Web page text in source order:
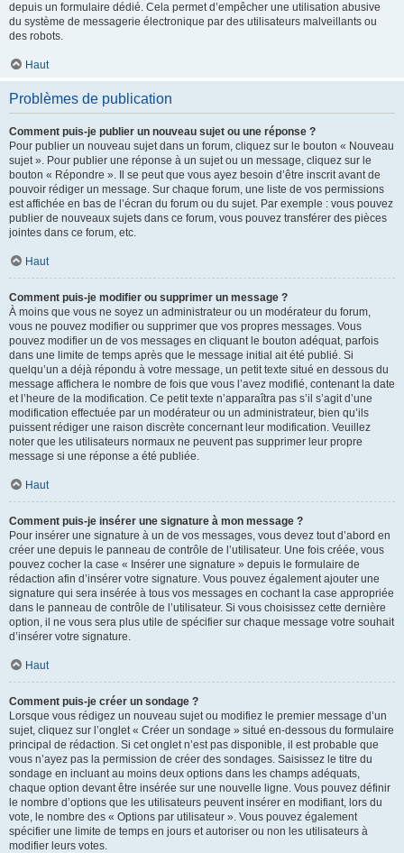
depuis un formulaire dédié. Cela permet d’empêcher une utilisation abusive
du système de messagerie électronique par des utilisateurs malveillants ou
des robots.
Haut
Problèmes de publication
Comment puis-je publier un nouveau sujet ou une réponse ?
Pour publier un nouveau sujet dans un forum, cliquez sur le bouton « Nouveau
sujet ». Pour publier une réponse à un sujet ou un message, cliquez sur le
bouton « Répondre ». Il se peut que vous ayez besoin d’être inscrit avant de
pouvoir rédiger un message. Sur chaque forum, une liste de vos permissions
est affichée en bas de l’écran du forum ou du sujet. Par exemple : vous pouvez
publier de nouveaux sujets dans ce forum, vous pouvez transférer des pièces
jointes dans ce forum, etc.
Haut
Comment puis-je modifier ou supprimer un message ?
À moins que vous ne soyez un administrateur ou un modérateur du forum,
vous ne pouvez modifier ou supprimer que vos propres messages. Vous
pouvez modifier un de vos messages en cliquant le bouton adéquat, parfois
dans une limite de temps après que le message initial ait été publié. Si
quelqu’un a déjà répondu à votre message, un petit texte situé en dessous du
message affichera le nombre de fois que vous l’avez modifié, contenant la date
et l’heure de la modification. Ce petit texte n’apparaîtra pas s’il s’agit d’une
modification effectuée par un modérateur ou un administrateur, bien qu’ils
puissent rédiger une raison discrète concernant leur modification. Veuillez
noter que les utilisateurs normaux ne peuvent pas supprimer leur propre
message si une réponse a été publiée.
Haut
Comment puis-je insérer une signature à mon message ?
Pour insérer une signature à un de vos messages, vous devez tout d’abord en
créer une depuis le panneau de contrôle de l’utilisateur. Une fois créée, vous
pouvez cocher la case « Insérer une signature » depuis le formulaire de
rédaction afin d’insérer votre signature. Vous pouvez également ajouter une
signature qui sera insérée à tous vos messages en cochant la case appropriée
dans le panneau de contrôle de l’utilisateur. Si vous choisissez cette dernière
option, il ne vous sera plus utile de spécifier sur chaque message votre souhait
d’insérer votre signature.
Haut
Comment puis-je créer un sondage ?
Lorsque vous rédigez un nouveau sujet ou modifiez le premier message d’un
sujet, cliquez sur l’onglet « Créer un sondage » situé en-dessous du formulaire
principal de rédaction. Si cet onglet n’est pas disponible, il est probable que
vous n’ayez pas la permission de créer des sondages. Saisissez le titre du
sondage en incluant au moins deux options dans les champs adéquats,
chaque option devant être insérée sur une nouvelle ligne. Vous pouvez définir
le nombre d’options que les utilisateurs peuvent insérer en modifiant, lors du
vote, le nombre des « Options par utilisateur ». Vous pouvez également
spécifier une limite de temps en jours et autoriser ou non les utilisateurs à
modifier leurs votes.